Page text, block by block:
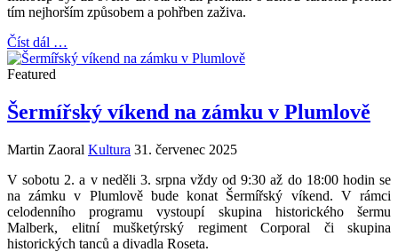
tím nejhorším způsobem a pohřben zaživa.
Číst dál …
Featured
Šermířský víkend na zámku v Plumlově
Martin Zaoral Kultura 31. červenec 2025
V sobotu 2. a v neděli 3. srpna vždy od 9:30 až do 18:00 hodin se
na zámku v Plumlově bude konat Šermířský víkend. V rámci
celodenního programu vystoupí skupina historického šermu
Malberk, elitní mušketýrský regiment Corporal či skupina
historických tanců a divadla Roseta.